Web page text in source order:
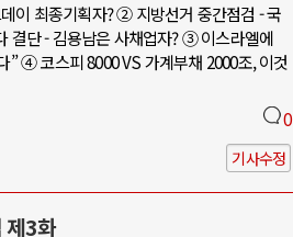
이 최종기획자? ② 지방선거 중간점검 - 국
결단 - 김용남은 사채업자? ③ 이스라엘에
” ④ 코스피 8000 VS 가계부채 2000조, 이것
0
기사수정
제3화